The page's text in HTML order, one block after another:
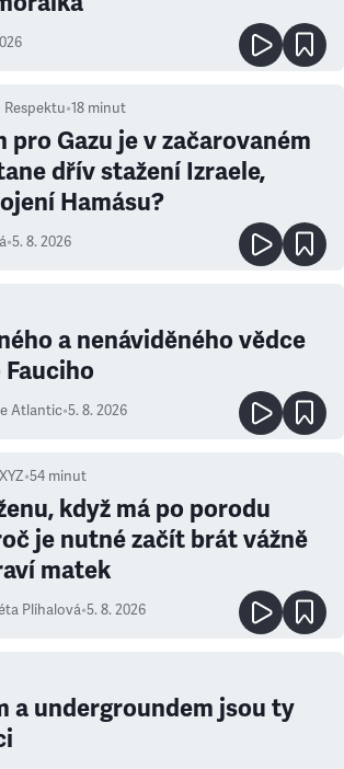
Respektu•18 minut
pro Gazu je v začarovaném
dřív stažení Izraele,
Hamásu?
•5. 8. 2026
a nenáviděného vědce
Atlantic•5. 8. 2026
•54 minut
když má po porodu
je nutné začít brát vážně
matek
Plíhalová•5. 8. 2026
a undergroundem jsou ty